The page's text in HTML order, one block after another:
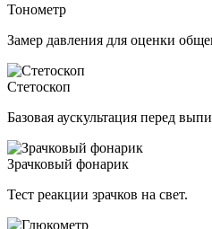
Тонометр
Замер давления для оценки
Стетоскоп
Базовая аускультация перед
Зрачковый фонарик
Тест реакции зрачков на свет.